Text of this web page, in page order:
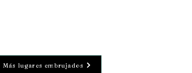
Más lugares embrujados